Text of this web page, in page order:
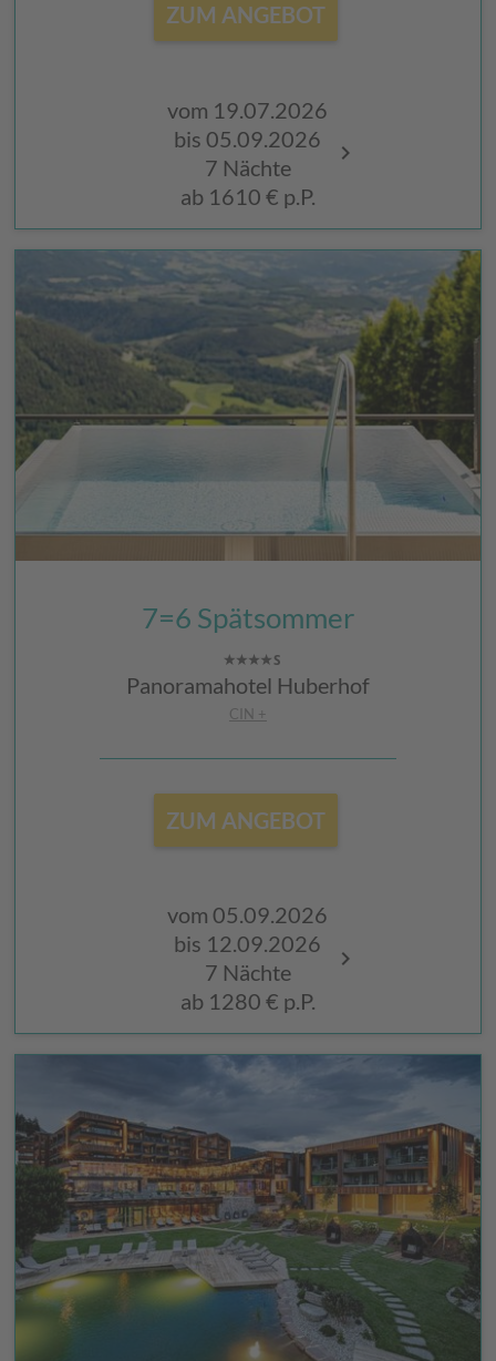
ZUM ANGEBOT
vom 19.07.2026
bis 05.09.2026
7 Nächte
ab1610 € p.P.
7=6 Spätsommer
Panoramahotel Huberhof
CIN +
ZUM ANGEBOT
vom 05.09.2026
bis 12.09.2026
7 Nächte
ab1280 € p.P.